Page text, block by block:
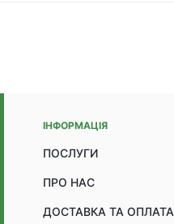
ІНФОРМАЦІЯ
ПОСЛУГИ
ПРО НАС
ДОСТАВКА ТА ОПЛАТА